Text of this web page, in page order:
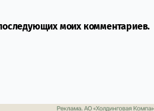
моих комментариев.